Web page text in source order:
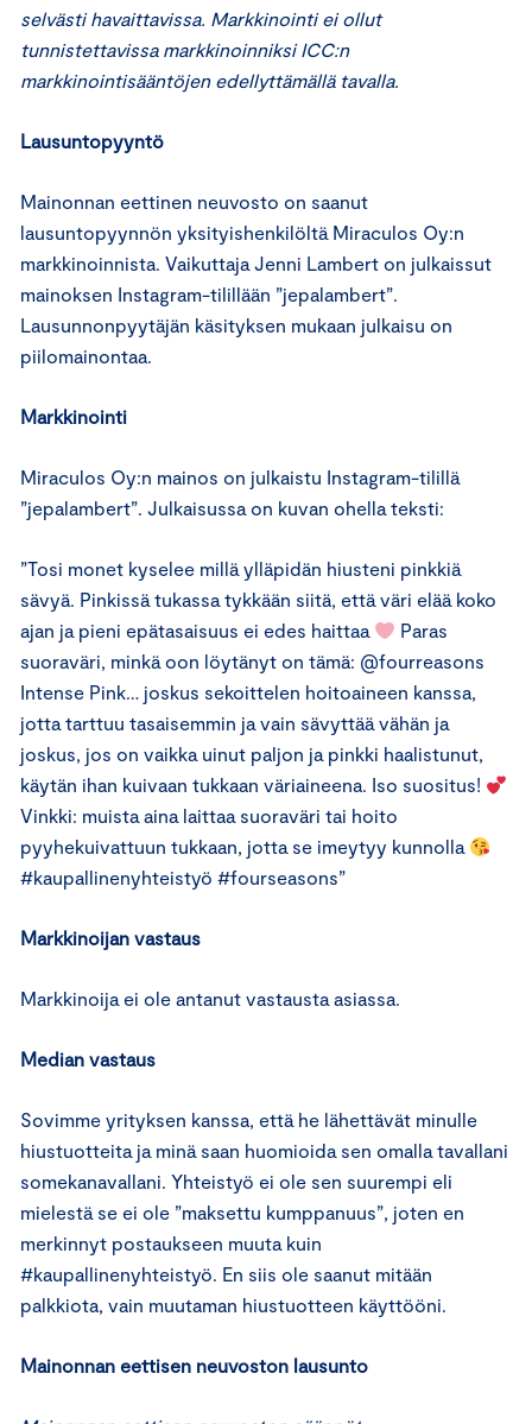
selvästi havaittavissa. Markkinointi ei ollut
tunnistettavissa markkinoinniksi ICC:n
markkinointisääntöjen edellyttämällä tavalla.
Lausuntopyyntö
Mainonnan eettinen neuvosto on saanut
lausuntopyynnön yksityishenkilöltä Miraculos Oy:n
markkinoinnista. Vaikuttaja Jenni Lambert on julkaissut
mainoksen Instagram-tilillään ”jepalambert”.
Lausunnonpyytäjän käsityksen mukaan julkaisu on
piilomainontaa.
Markkinointi
Miraculos Oy:n mainos on julkaistu Instagram-tilillä
”jepalambert”. Julkaisussa on kuvan ohella teksti:
”Tosi monet kyselee millä ylläpidän hiusteni pinkkiä
sävyä. Pinkissä tukassa tykkään siitä, että väri elää koko
ajan ja pieni epätasaisuus ei edes haittaa
Paras
suoraväri, minkä oon löytänyt on tämä: @fourreasons
Intense Pink… joskus sekoittelen hoitoaineen kanssa,
jotta tarttuu tasaisemmin ja vain sävyttää vähän ja
joskus, jos on vaikka uinut paljon ja pinkki haalistunut,
käytän ihan kuivaan tukkaan väriaineena. Iso suositus!
Vinkki: muista aina laittaa suoraväri tai hoito
pyyhekuivattuun tukkaan, jotta se imeytyy kunnolla
#kaupallinenyhteistyö #fourseasons”
Markkinoijan vastaus
Markkinoija ei ole antanut vastausta asiassa.
Median vastaus
Sovimme yrityksen kanssa, että he lähettävät minulle
hiustuotteita ja minä saan huomioida sen omalla tavallani
somekanavallani. Yhteistyö ei ole sen suurempi eli
mielestä se ei ole ”maksettu kumppanuus”, joten en
merkinnyt postaukseen muuta kuin
#kaupallinenyhteistyö. En siis ole saanut mitään
palkkiota, vain muutaman hiustuotteen käyttööni.
Mainonnan eettisen neuvoston lausunto